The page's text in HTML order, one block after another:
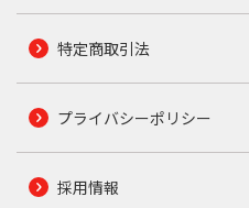
特定商取引法
プライバシーポリシー
採用情報